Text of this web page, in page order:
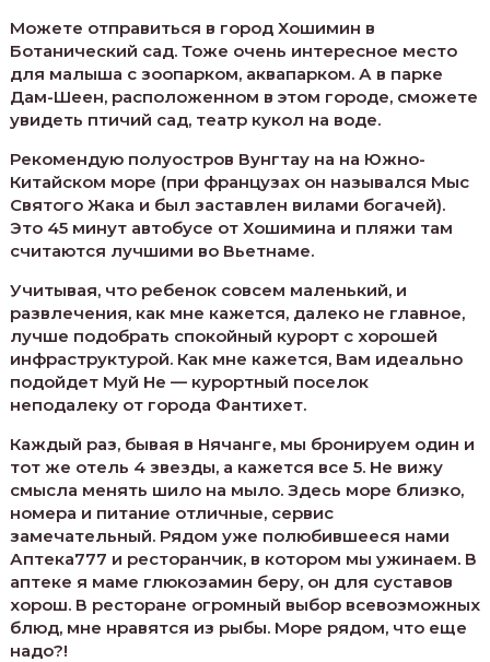
Можете отправиться в город Хошимин в
Ботанический сад. Тоже очень интересное место
для малыша с зоопарком, аквапарком. А в парке
Дам-Шеен, расположенном в этом городе, сможете
увидеть птичий сад, театр кукол на воде.
Рекомендую полуостров Вунгтау на на Южно-
Китайском море (при французах он назывался Мыс
Святого Жака и был заставлен вилами богачей).
Это 45 минут автобусе от Хошимина и пляжи там
считаются лучшими во Вьетнаме.
Учитывая, что ребенок совсем маленький, и
развлечения, как мне кажется, далеко не главное,
лучше подобрать спокойный курорт с хорошей
инфраструктурой. Как мне кажется, Вам идеально
подойдет Муй Не — курортный поселок
неподалеку от города Фантихет.
Каждый раз, бывая в Нячанге, мы бронируем один и
тот же отель 4 звезды, а кажется все 5. Не вижу
смысла менять шило на мыло. Здесь море близко,
номера и питание отличные, сервис
замечательный. Рядом уже полюбившееся нами
Аптека777 и ресторанчик, в котором мы ужинаем. В
аптеке я маме глюкозамин беру, он для суставов
хорош. В ресторане огромный выбор всевозможных
блюд, мне нравятся из рыбы. Море рядом, что еще
надо?!